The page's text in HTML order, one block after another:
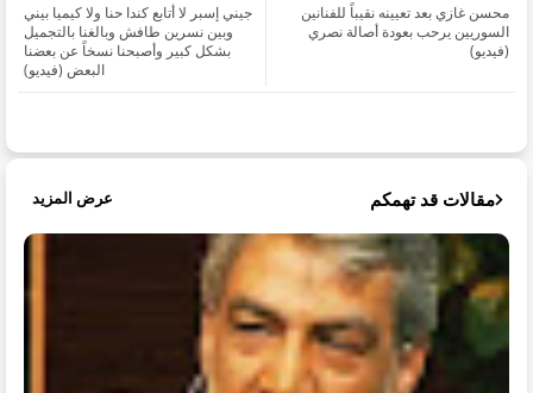
جيني إسبر لا أتابع كندا حنا ولا كيميا بيني
وبين نسرين طافش وبالغنا بالتجميل
بشكل كبير وأصبحنا نسخاً عن بعضنا
البعض (فيديو)
محسن غازي بعد تعيينه نقيباً للفنانين
السوريين يرحب بعودة أصالة نصري
(فيديو)
مقالات قد تهمكم عرض المزيد